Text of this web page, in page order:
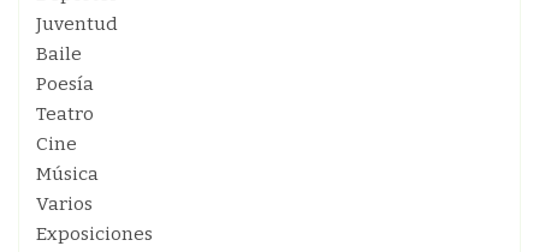
Juventud
Baile
Poesía
Teatro
Cine
Música
Varios
Exposiciones